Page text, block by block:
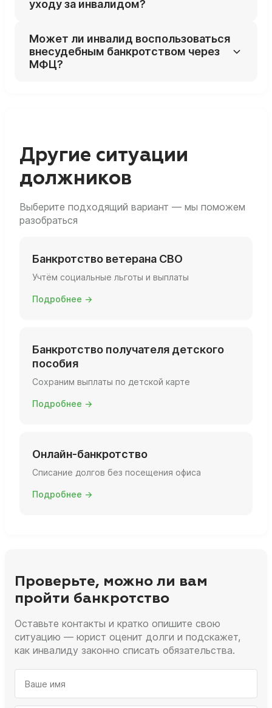
обосновании медрасходов может
почти полностью.
уходу за инвалидом?
судебная практика исходит из их полного
иммунитета от взыскания.
Может ли инвалид воспользоваться
внесудебным банкротством через
МФЦ?
Другие ситуации
должников
Выберите подходящий вариант — мы поможем
разобраться
Банкротство ветерана СВО
Учтём социальные льготы и выплаты
Подробнее →
Банкротство получателя детского
пособия
Сохраним выплаты по детской карте
Подробнее →
Онлайн-банкротство
Списание долгов без посещения офиса
Подробнее →
Проверьте, можно ли вам
пройти банкротство
Оставьте контакты и кратко опишите свою
ситуацию — юрист оценит долги и подскажет,
как инвалиду законно списать обязательства.